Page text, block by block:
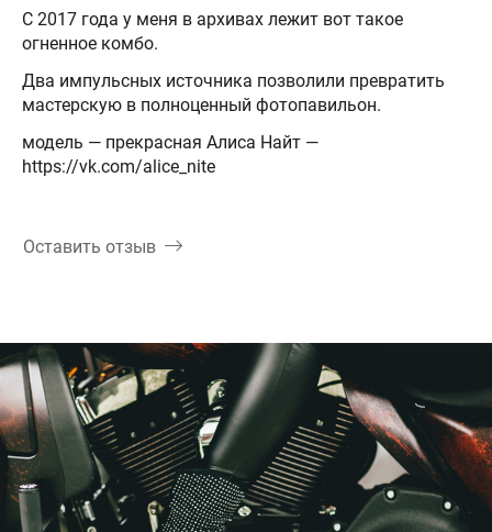
С 2017 года у меня в архивах лежит вот такое
огненное комбо.
Два импульсных источника позволили превратить
мастерскую в полноценный фотопавильон.
модель — прекрасная Алиса Найт —
https://vk.com/alice_nite
Оставить отзыв